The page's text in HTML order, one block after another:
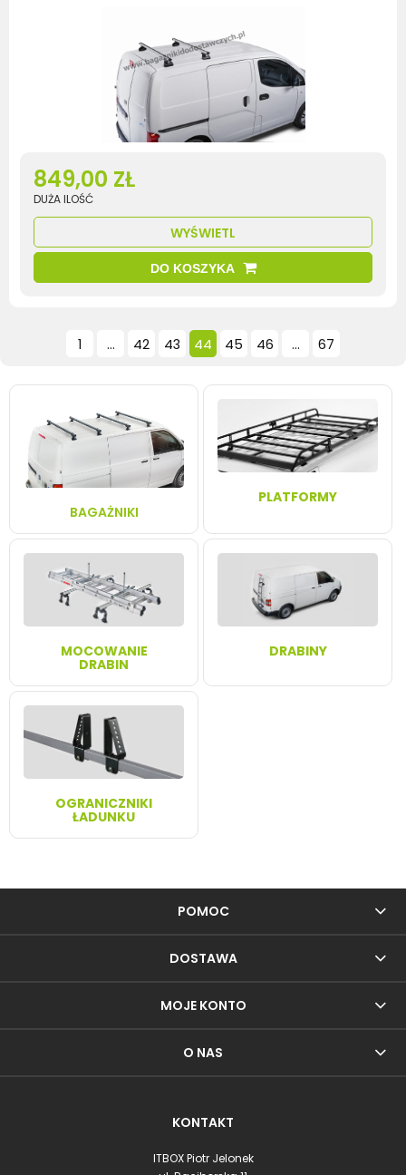
849,00 ZŁ
DUŻA ILOŚĆ
WYŚWIETL
DO KOSZYKA
1 ... 42 43 44 45 46 ... 67
BAGAŻNIKI
PLATFORMY
MOCOWANIE
DRABIN
DRABINY
OGRANICZNIKI
ŁADUNKU
POMOC
DOSTAWA
MOJE KONTO
O NAS
KONTAKT
ITBOX Piotr Jelonek